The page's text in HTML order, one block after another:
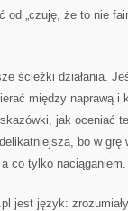
od „czuję, że to nie
ścieżki działania.
między naprawą i
jak oceniać
bo w grę
co tylko naciąganiem.
jest język: